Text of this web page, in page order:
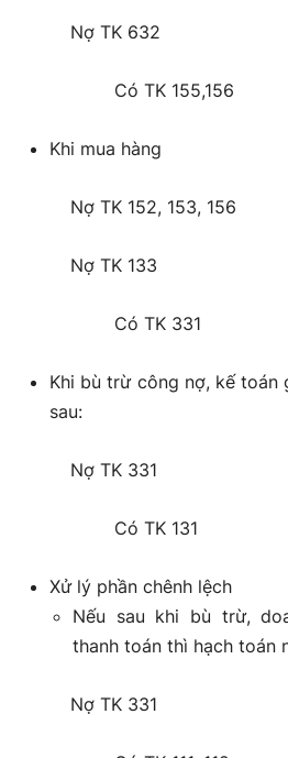
Nợ TK 632
Có TK 155,156
Khi mua hàng
Nợ TK 152, 153, 156
Nợ TK 133
Có TK 331
Khi bù trừ công nợ, kế toán
sau:
Nợ TK 331
Có TK 131
Xử lý phần chênh lệch
Nếu sau khi bù trừ,
thanh toán thì hạch toán
Nợ TK 331